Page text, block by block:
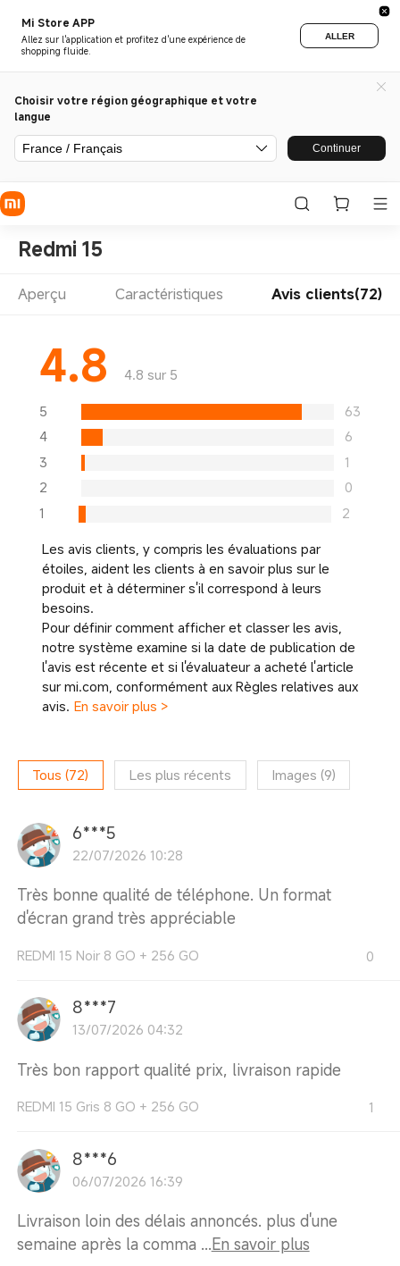
Mi Store APP
Allez sur l'application et profitez d'une expérience de
shopping fluide.
ALLER
Choisir votre région géographique et votre
langue
France / Français Continuer
Redmi 15
Aperçu Caractéristiques Avis clients(72)
4.8 4.8 sur 5
5
63
4
6
3
1
2
0
1
2
Les avis clients, y compris les évaluations par
étoiles, aident les clients à en savoir plus sur le
produit et à déterminer s'il correspond à leurs
besoins.
Pour définir comment afficher et classer les avis,
notre système examine si la date de publication de
l'avis est récente et si l'évaluateur a acheté l'article
sur mi.com, conformément aux Règles relatives aux
avis. En savoir plus >
Tous (72) Les plus récents Images (9)
6***5
22/07/2026 10:28
Très bonne qualité de téléphone. Un format
d'écran grand très appréciable
REDMI 15 Noir 8 GO + 256 GO 0
8***7
13/07/2026 04:32
Très bon rapport qualité prix, livraison rapide
REDMI 15 Gris 8 GO + 256 GO 1
8***6
06/07/2026 16:39
Livraison loin des délais annoncés. plus d'une
semaine après la comma ...En savoir plus